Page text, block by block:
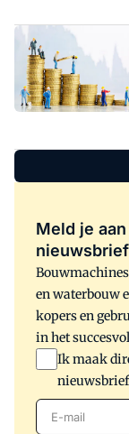
Meld je
en waterbouw
kopers en
in het
Ik maak
E-mail